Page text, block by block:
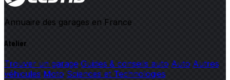
Annuaire des garages en France
Atelier
Trouver un garage Guides & conseils auto Auto Autres
véhicules Moto Sciences et Technologies